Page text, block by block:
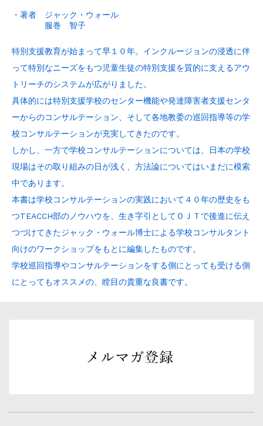
・著者 ジャック・ウォール
服巻 智子
特別支援教育が始まって早１０年。インクルージョンの浸透に伴
って特別なニーズをもつ児童生徒の特別支援を質的に支えるアウ
トリーチのシステムが広がりました。
具体的には特別支援学校のセンター機能や発達障害者支援センタ
ーからのコンサルテーション、そして各地教委の巡回指導等の学
校コンサルテーションが充実してきたのです。
しかし、一方で学校コンサルテーションについては、日本の学校
現場はその取り組みの日が浅く、方法論についてはいまだに模索
中であります。
本書は学校コンサルテーションの実践において４０年の歴史をも
つTEACCH部のノウハウを、生き字引としてＯＪＴで後進に伝え
つづけてきたジャック・ウォール博士による学校コンサルタント
向けのワークショップをもとに編集したものです。
学校巡回指導やコンサルテーションをする側にとっても受ける側
にとってもオススメの、瞠目の貴重な良書です。